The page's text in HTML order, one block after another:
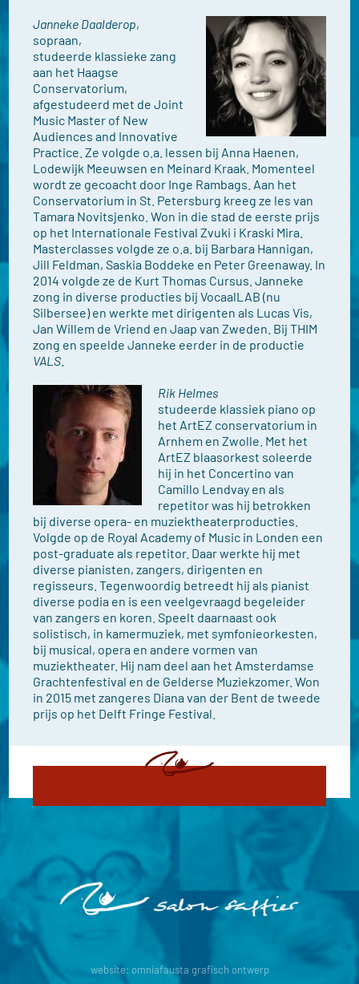
Janneke Daalderop,
sopraan,
studeerde klassieke zang
aan het Haagse
Conservatorium,
afgestudeerd met de Joint
Music Master of New
Audiences and Innovative
Practice. Ze volgde o.a. lessen bij Anna Haenen,
Lodewijk Meeuwsen en Meinard Kraak. Momenteel
wordt ze gecoacht door Inge Rambags. Aan het
Conservatorium in St. Petersburg kreeg ze les van
Tamara Novitsjenko. Won in die stad de eerste prijs
op het Internationale Festival Zvuki i Kraski Mira.
Masterclasses volgde ze o.a. bij Barbara Hannigan,
Jill Feldman, Saskia Boddeke en Peter Greenaway. In
2014 volgde ze de Kurt Thomas Cursus. Janneke
zong in diverse producties bij VocaalLAB (nu
Silbersee) en werkte met dirigenten als Lucas Vis,
Jan Willem de Vriend en Jaap van Zweden. Bij THIM
zong en speelde Janneke eerder in de productie
VALS
Rik Helmes
studeerde klassiek piano op
het ArtEZ conservatorium in
Arnhem en Zwolle. Met het
ArtEZ blaasorkest soleerde
hij in het Concertino van
Camillo Lendvay en als
repetitor was hij betrokken
bij diverse opera- en muziektheaterproducties.
Volgde op de Royal Academy of Music in Londen een
post-graduate als repetitor. Daar werkte hij met
diverse pianisten, zangers, dirigenten en
regisseurs. Tegenwoordig betreedt hij als pianist
diverse podia en is een veelgevraagd begeleider
van zangers en koren. Speelt daarnaast ook
solistisch, in kamermuziek, met symfonieorkesten,
bij musical, opera en andere vormen van
muziektheater. Hij nam deel aan het Amsterdamse
Grachtenfestival en de Gelderse Muziekzomer. Won
in 2015 met zangeres Diana van der Bent de tweede
prijs op het Delft Fringe Festival.
website: omniafausta grafisch ontwerp